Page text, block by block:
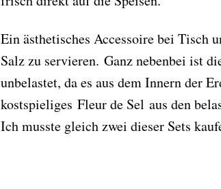
Ein ästhetisches Accessoire bei Tisch
Salz zu servieren. Ganz nebenbei ist
unbelastet, da es aus dem Innern der
kostspieliges Fleur de Sel aus den
Ich musste gleich zwei dieser Sets